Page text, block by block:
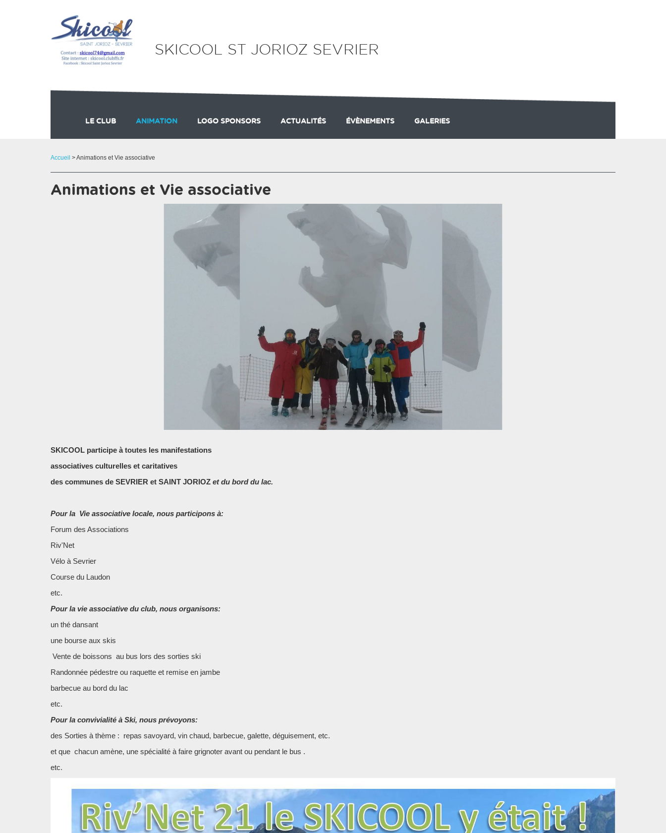
SKICOOL ST JORIOZ SEVRIER
LE CLUB ANIMATION LOGO SPONSORS ACTUALITÉS ÉVÈNEMENTS GALERIES
Accueil > Animations et Vie associative
Animations et Vie associative
SKICOOL participe à toutes les manifestations
associatives culturelles et caritatives
des communes de SEVRIER et SAINT JORIOZ et du bord du lac.
Pour la Vie associative locale, nous participons à:
Forum des Associations
Riv'Net
Vélo à Sevrier
Course du Laudon
etc.
Pour la vie associative du club, nous organisons:
un thé dansant
une bourse aux skis
Vente de boissons au bus lors des sorties ski
Randonnée pédestre ou raquette et remise en jambe
barbecue au bord du lac
etc.
Pour la convivialité à Ski, nous prévoyons:
des Sorties à thème : repas savoyard, vin chaud, barbecue, galette, déguisement, etc.
et que chacun amène, une spécialité à faire grignoter avant ou pendant le bus .
etc.